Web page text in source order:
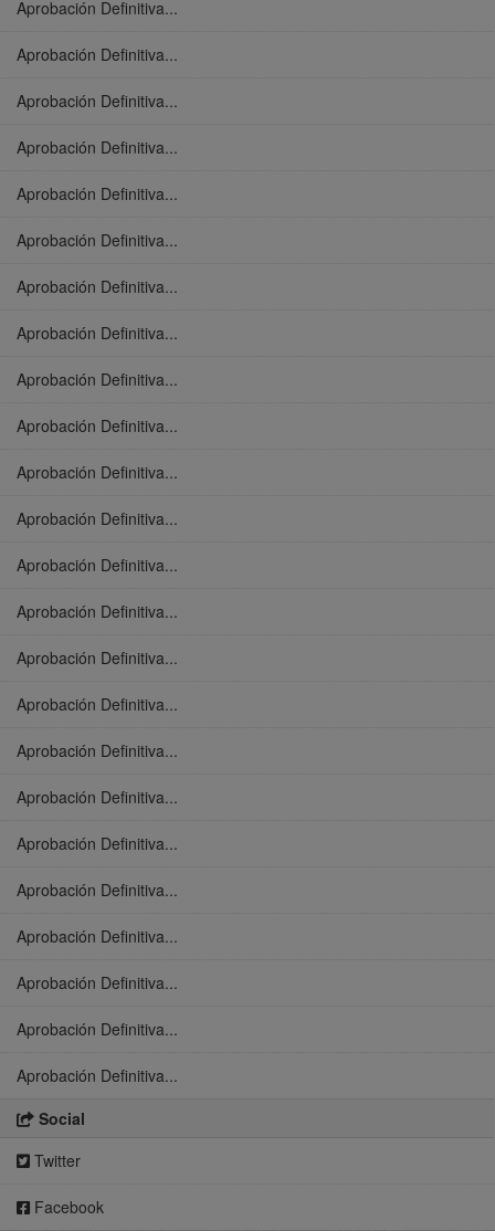
Aprobación Definitiva...
Aprobación Definitiva...
Aprobación Definitiva...
Aprobación Definitiva...
Aprobación Definitiva...
Aprobación Definitiva...
Aprobación Definitiva...
Aprobación Definitiva...
Aprobación Definitiva...
Aprobación Definitiva...
Aprobación Definitiva...
Aprobación Definitiva...
Aprobación Definitiva...
Aprobación Definitiva...
Aprobación Definitiva...
Aprobación Definitiva...
Aprobación Definitiva...
Aprobación Definitiva...
Aprobación Definitiva...
Aprobación Definitiva...
Aprobación Definitiva...
Aprobación Definitiva...
Aprobación Definitiva...
Aprobación Definitiva...
Social
Twitter
Facebook